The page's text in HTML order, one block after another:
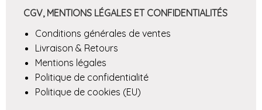
CGV, MENTIONS LÉGALES ET CONFIDENTIALITÉS
Conditions générales de ventes
Livraison & Retours
Mentions légales
Politique de confidentialité
Politique de cookies (EU)